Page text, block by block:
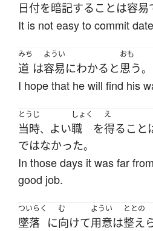
日付を暗記する ことは容易
It is not easy to commit
みち
道 は
ようい
容易にわかる と
おも
思う。
I hope that he will find his
とうじ
当時、 よい
しょく
職 を
え
得る こと
ではなかった。
In those days it was far
good job.
ついらく
墜落 に
む
向けて
ようい
用意は
ととの
整え